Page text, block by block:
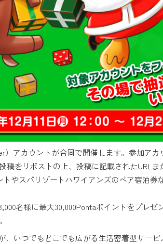
アカウントが合同で開催します。参加ア
稿をリポストの上、投稿に記載されたURL
やスパリゾートハワイアンズのペア宿泊券
名様に最大30,000Pontaポイントをプレ
いつでもどこでも広がる生活密着型サービ